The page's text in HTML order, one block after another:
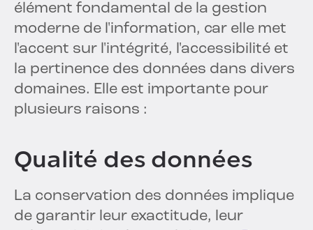
élément fondamental de la gestion
moderne de l'information, car elle met
l'accent sur l'intégrité, l'accessibilité et
la pertinence des données dans divers
domaines. Elle est importante pour
plusieurs raisons :
Qualité des données
La conservation des données implique
de garantir leur exactitude, leur